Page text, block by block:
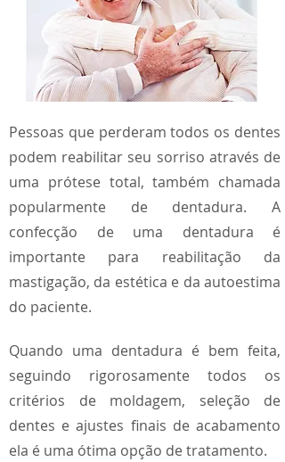
Pessoas que perderam todos os dentes
podem reabilitar seu sorriso através de
uma prótese total, também chamada
popularmente de dentadura. A
confecção de uma dentadura é
importante para reabilitação da
mastigação, da estética e da autoestima
do paciente.
Quando uma dentadura é bem feita,
seguindo rigorosamente todos os
critérios de moldagem, seleção de
dentes e ajustes finais de acabamento
ela é uma ótima opção de tratamento.